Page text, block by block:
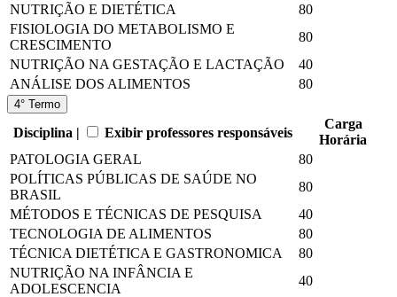
NUTRIÇÃO E DIETÉTICA
80
FISIOLOGIA DO METABOLISMO E
CRESCIMENTO
80
NUTRIÇÃO NA GESTAÇÃO E LACTAÇÃO
40
ANÁLISE DOS ALIMENTOS
80
4° Termo
Disciplina | Exibir professores responsáveis
Carga
Horária
PATOLOGIA GERAL
80
POLÍTICAS PÚBLICAS DE SAÚDE NO
BRASIL
80
MÉTODOS E TÉCNICAS DE PESQUISA
40
TECNOLOGIA DE ALIMENTOS
80
TÉCNICA DIETÉTICA E GASTRONOMICA
80
NUTRIÇÃO NA INFÂNCIA E
ADOLESCENCIA
40